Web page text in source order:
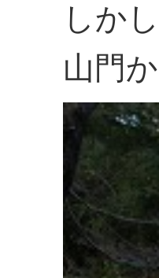
しか
山門